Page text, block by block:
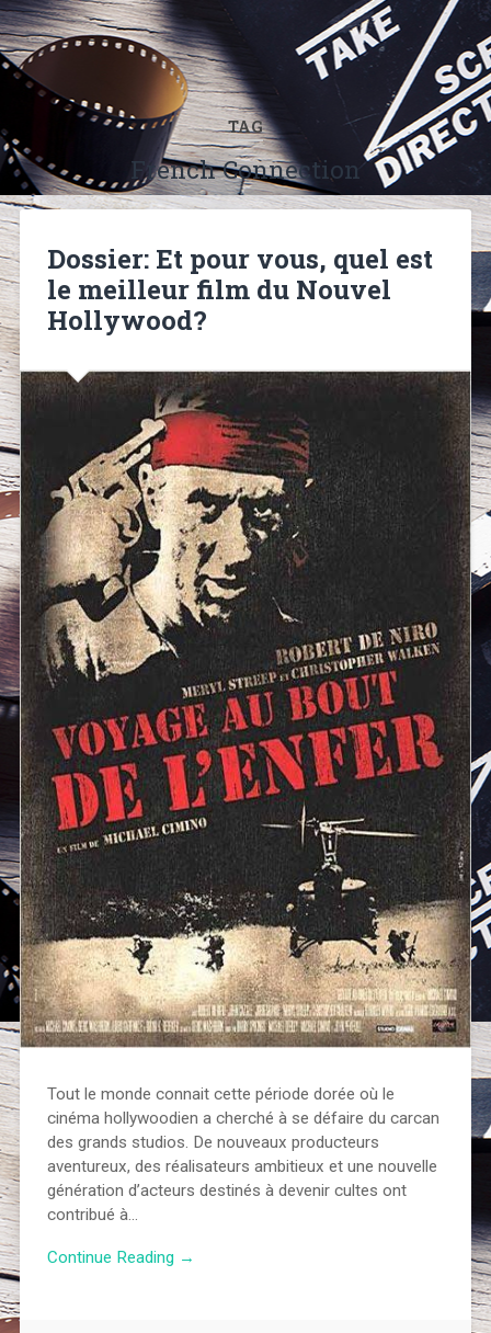
TAG
French Connection
Dossier: Et pour vous, quel est
le meilleur film du Nouvel
Hollywood?
Tout le monde connait cette période dorée où le
cinéma hollywoodien a cherché à se défaire du carcan
des grands studios. De nouveaux producteurs
aventureux, des réalisateurs ambitieux et une nouvelle
génération d’acteurs destinés à devenir cultes ont
contribué à…
Continue Reading →